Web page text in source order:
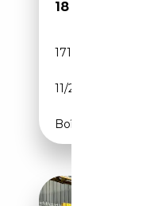
18 999€
171 000 km
11/2013
Boîte automatique